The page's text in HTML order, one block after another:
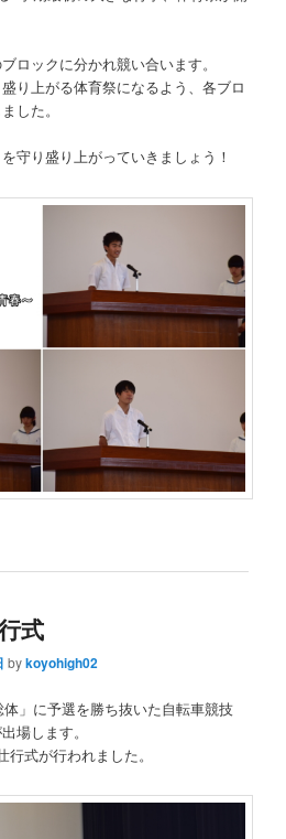
ロックに分かれ競い合います。
り上がる体育祭になるよう、各ブロ
した。
守り盛り上がっていきましょう！
式
bykoyohigh02
」に予選を勝ち抜いた自転車競技
場します。
式が行われました。